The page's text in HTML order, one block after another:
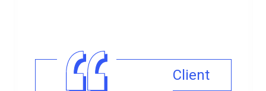
Client